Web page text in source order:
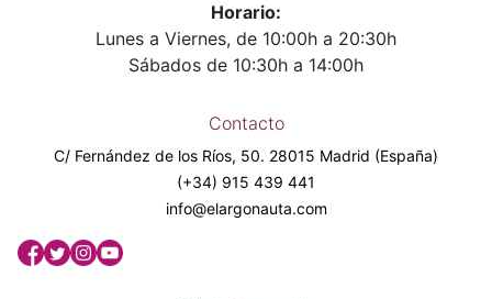
Horario:
Lunes a Viernes, de 10:00h a 20:30h
Sábados de 10:30h a 14:00h
Contacto
C/ Fernández de los Ríos, 50. 28015 Madrid (España)
(+34) 915 439 441
info@elargonauta.com